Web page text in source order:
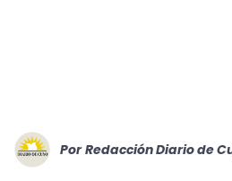
Por Redacción Diario de